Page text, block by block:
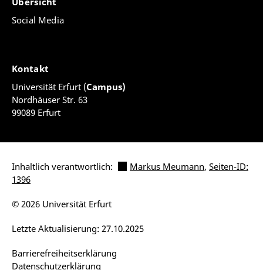
Social Media
Kontakt
Universität Erfurt (Campus)
Nordhäuser Str. 63
99089 Erfurt
Inhaltlich verantwortlich: Markus Meumann, Seiten-ID:
1396
Barrierefreiheitserklärung
Datenschutzerklärung
Letzte Aktualisierung: 27.10.2025
© 2026 Universität Erfurt